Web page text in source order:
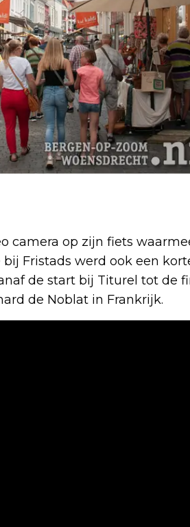
camera op zijn fiets
Fristads werd ook een
de start bij Titurel tot de
de Noblat in Frankrijk.